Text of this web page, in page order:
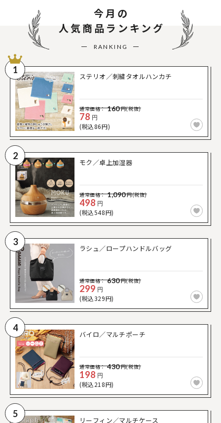
今月の
人気商品ランキング
RANKING
1
ステリオ／刺繍タオルハンカチ
通常価格： 160円(税抜)
78 円
(税込86円)
2
モク／卓上加湿器
通常価格： 1,090円(税抜)
498 円
(税込548円)
3
ラシュ／ロープハンドルバッグ
通常価格： 630円(税抜)
299 円
(税込329円)
4
バイロ／マルチポーチ
通常価格： 430円(税抜)
198 円
(税込218円)
5
リーフィン／マルチケース